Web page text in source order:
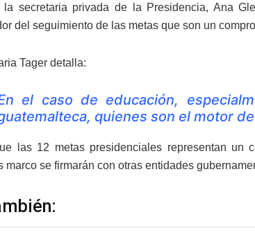
la secretaria privada de la Presidencia, Ana
del seguimiento de las metas que son un
Tager detalla:
el caso de educación,
quienes son el motor
las 12 metas presidenciales representan un
marco se firmarán con otras entidades